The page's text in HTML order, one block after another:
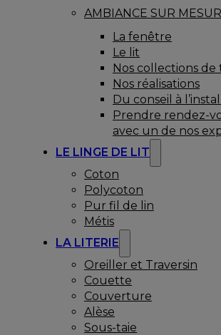
AMBIANCE SUR
La fenêtre
Le lit
Nos collections de
Nos réalisations
Du conseil à
Prendre rendez-
avec un de nos
LE LINGE DE LIT
Coton
Polycoton
Pur fil de lin
Métis
LA LITERIE
Oreiller et Traversin
Couette
Couverture
Alèse
Sous-taie